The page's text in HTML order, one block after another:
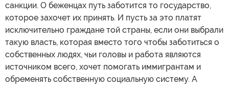
санкции. О беженцах путь заботится то государство,
которое захочет их принять. И пусть за это платят
исключительно граждане той страны, если они выбрали
такую власть, которая вместо того чтобы заботиться о
собственных людях, чьи головы и работа являются
источником всего, хочет помогать иммигрантам и
обременять собственную социальную систему. А